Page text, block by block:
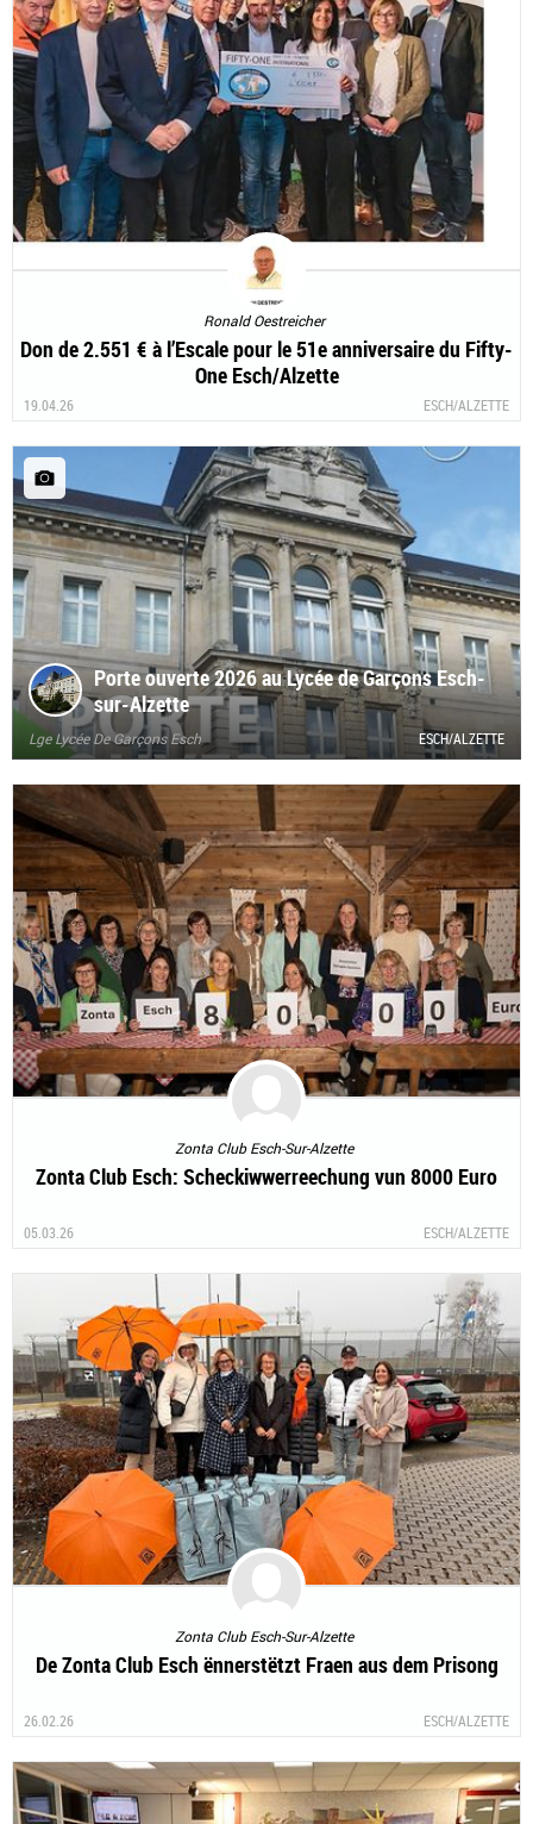
Ronald Oestreicher
Don de 2.551 € à l’Escale pour le 51e anniversaire du Fifty-
One Esch/Alzette
19.04.26 ESCH/ALZETTE
Porte ouverte 2026 au Lycée de Garçons Esch-
sur-Alzette
Lge Lycée De Garçons Esch ESCH/ALZETTE
Zonta Club Esch-Sur-Alzette
Zonta Club Esch: Scheckiwwerreechung vun 8000 Euro
05.03.26 ESCH/ALZETTE
Zonta Club Esch-Sur-Alzette
De Zonta Club Esch ënnerstëtzt Fraen aus dem Prisong
26.02.26 ESCH/ALZETTE